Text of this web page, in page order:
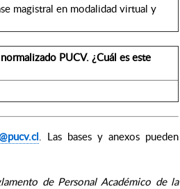
magistral en modalidad virtual y
PUCV. ¿Cuál es este
. Las bases y anexos pueden
de Personal Académico de la